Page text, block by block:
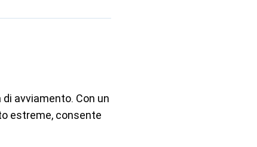
avviamento. Con un
estreme, consente